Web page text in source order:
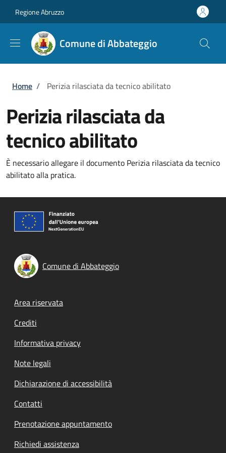
Regione Abruzzo
Comune di Abbateggio
Briciole di pane
Home / Perizia rilasciata da tecnico abilitato
Perizia rilasciata da
tecnico abilitato
È necessario allegare il documento Perizia rilasciata da tecnico
abilitato alla pratica.
Comune di Abbateggio
Footer menu
Area riservata
Crediti
Informativa privacy
Note legali
Dichiarazione di accessibilità
Contatti
Prenotazione appuntamento
Richiedi assistenza